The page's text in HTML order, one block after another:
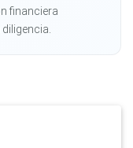
financiera